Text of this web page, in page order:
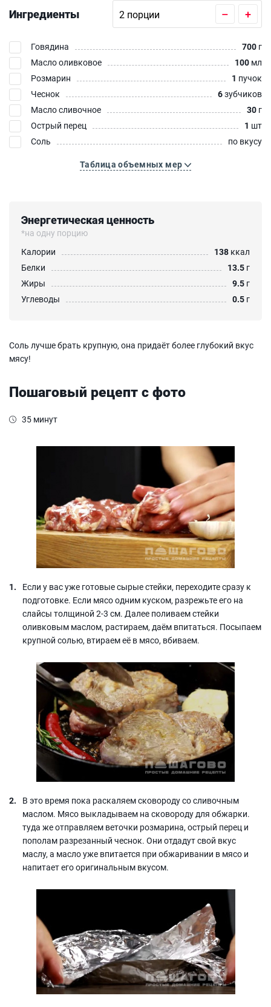
Ингредиенты – +
Говядина 700 г
Масло оливковое
100 мл
Розмарин
1 пучок
Чеснок
6зубчиков
Масло сливочное
30 г
Острый перец
1 шт
Соль
по вкусу
Таблица объемных мер
Энергетическая ценность
*на одну порцию
Калории
138 ккал
Белки
13.5 г
Жиры
9.5 г
Углеводы
0.5 г
Соль лучше брать крупную, она придаёт более глубокий вкус
мясу!
Пошаговый рецепт с фото
35 минут
Если у вас уже готовые сырые стейки, переходите сразу к
подготовке. Если мясо одним куском, разрежьте его на
слайсы толщиной 2-3 см. Далее поливаем стейки
оливковым маслом, растираем, даём впитаться. Посыпаем
крупной солью, втираем её в мясо, вбиваем.
В это время пока раскаляем сковороду со сливочным
маслом. Мясо выкладываем на сковороду для обжарки.
туда же отправляем веточки розмарина, острый перец и
пополам разрезанный чеснок. Они отдадут свой вкус
маслу, а масло уже впитается при обжаривании в мясо и
напитает его оригинальным вкусом.